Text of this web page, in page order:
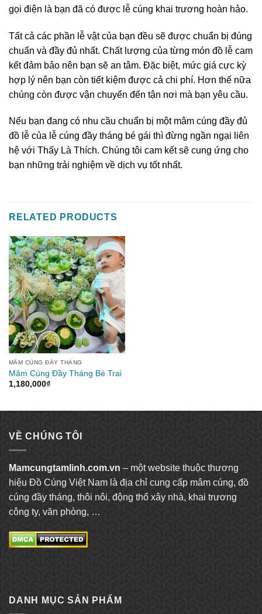
gọi điện là bạn đã có được lễ cúng khai trương hoàn hảo.
Tất cả các phần lễ vật của bạn đều sẽ được chuẩn bị đúng
chuẩn và đầy đủ nhất. Chất lượng của từng món đồ lễ cam
kết đảm bảo nên bạn sẽ an tâm. Đặc biệt, mức giá cực kỳ
hợp lý nên bạn còn tiết kiệm được cả chi phí. Hơn thế nữa
chúng còn được vận chuyển đến tận nơi mà bạn yêu cầu.
Nếu bạn đang có nhu cầu chuẩn bị một mâm cúng đầy đủ
đồ lễ của lễ cúng đầy tháng bé gái thì đừng ngần ngại liên
hệ với Thấy Là Thích. Chúng tôi cam kết sẽ cung ứng cho
bạn những trải nghiệm về dịch vụ tốt nhất.
RELATED PRODUCTS
MÂM CÚNG ĐẦY THÁNG
Mâm Cúng Đầy Tháng Bé Trai
1,180,000₫
VỀ CHÚNG TÔI
Mamcungtamlinh.com.vn – một website thuộc thương
hiệu Đồ Cúng Việt Nam là địa chỉ cung cấp mâm cúng, đồ
cúng đầy tháng, thôi nôi, động thổ xây nhà, khai trương
công ty, văn phòng, …
DANH MỤC SẢN PHẨM